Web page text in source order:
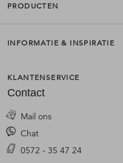
PRODUCTEN
INFORMATIE & INSPIRATIE
KLANTENSERVICE
Contact
Mail ons
Chat
0572 - 35 47 24